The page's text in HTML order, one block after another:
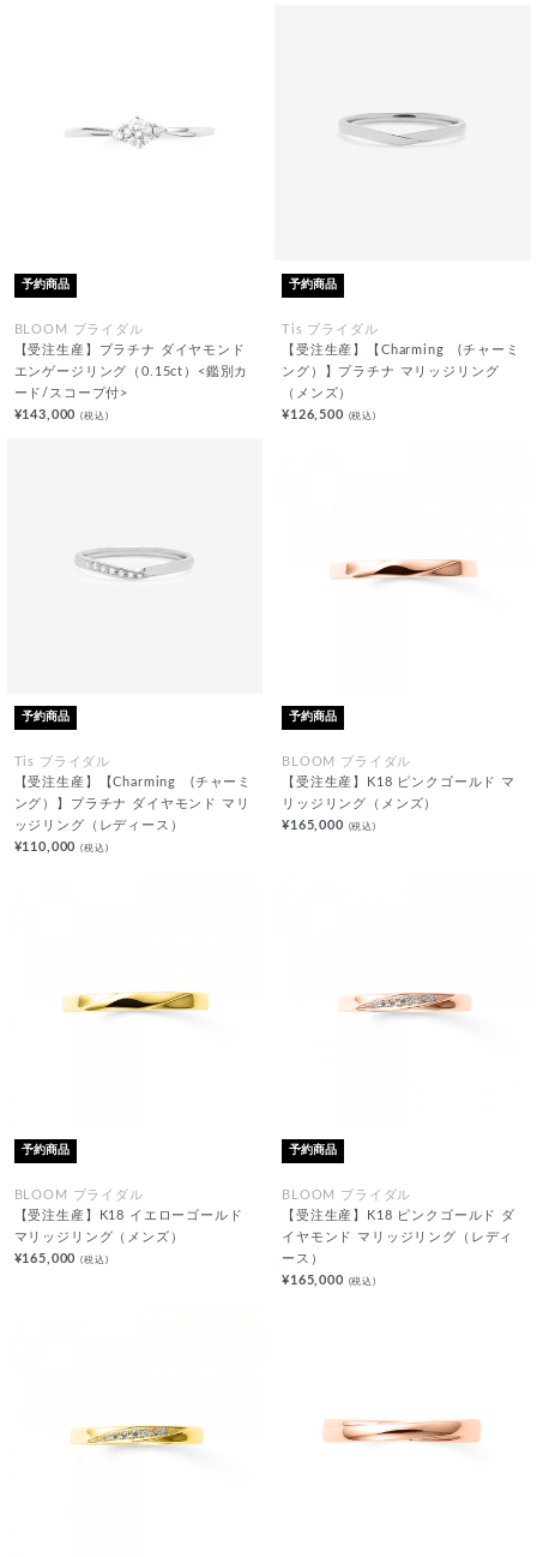
予約商品
BLOOM ブライダル
【受注生産】プラチナ ダイヤモンド
エンゲージリング（0.15ct）<鑑別カ
ード/スコープ付>
¥143,000(税込)
予約商品
Tis ブライダル
【受注生産】【Charming (チャーミ
ング）】プラチナ マリッジリング
（メンズ）
¥126,500 (税込)
予約商品
Tis ブライダル
【受注生産】【Charming (チャーミ
ング）】プラチナ ダイヤモンド マリ
ッジリング（レディース）
¥110,000(税込)
予約商品
BLOOM ブライダル
【受注生産】K18 ピンクゴールド マ
リッジリング（メンズ）
¥165,000 (税込)
予約商品
BLOOM ブライダル
【受注生産】K18 イエローゴールド
マリッジリング（メンズ）
¥165,000(税込)
予約商品
BLOOM ブライダル
【受注生産】K18 ピンクゴールド ダ
イヤモンド マリッジリング（レディ
ース）
¥165,000 (税込)